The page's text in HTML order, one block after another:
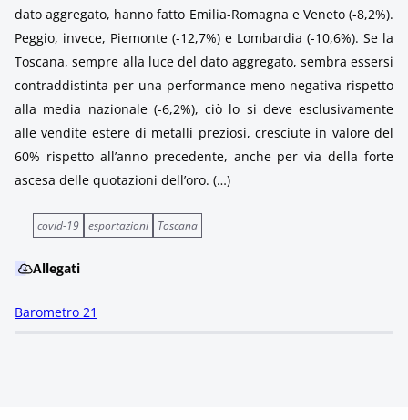
dato aggregato, hanno fatto Emilia-Romagna e Veneto (-8,2%).
Peggio, invece, Piemonte (-12,7%) e Lombardia (-10,6%). Se la
Toscana, sempre alla luce del dato aggregato, sembra essersi
contraddistinta per una performance meno negativa rispetto
alla media nazionale (-6,2%), ciò lo si deve esclusivamente
alle vendite estere di metalli preziosi, cresciute in valore del
60% rispetto all’anno precedente, anche per via della forte
ascesa delle quotazioni dell’oro. (…)
covid-19 esportazioni Toscana
Allegati
Barometro 21